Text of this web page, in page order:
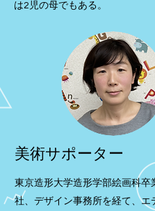
美術サポーター
東京造形大学造形学部絵画科卒
社、デザイン事務所を経て、エ
は2児の母でもある。